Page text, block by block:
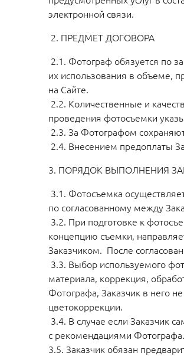
электронной связи.
2. ПРЕДМЕТ ДОГОВОРА
2.1. Фотограф обязуется по
их использования в объеме,
на Сайте.
2.2. Количественные и
проведения фотосъемки
2.3. За Фотографом
2.4. Внесением предоплаты
3. ПОРЯДОК ВЫПОЛНЕНИЯ
3.1. Фотосъемка
по согласованному между
3.2. При подготовке к
концепцию съемки,
Заказчиком. После
3.3. Выбор используемого
материала, коррекция,
Фотографа, Заказчик в него
цветокоррекции.
3.4. В случае если Заказчик
с рекомендациями
3.5. Заказчик обязан